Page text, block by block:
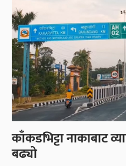
काँकडभिट्टा नाकाबाट
बढ्यो